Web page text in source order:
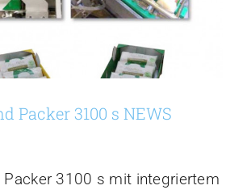
Packer 3100 s NEWS
Packer 3100 s mit integriertem